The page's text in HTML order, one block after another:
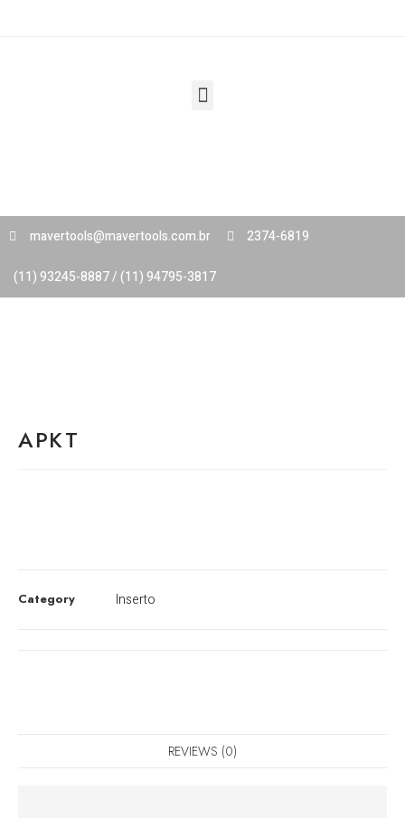
mavertools@mavertools.com.br 2374-6819
(11) 93245-8887 / (11) 94795-3817
APKT
Category Inserto
REVIEWS (0)